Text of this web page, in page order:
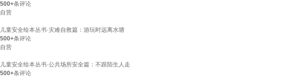
500+条评论
自营
儿童安全绘本丛书·灾难自救篇：游玩时远离水塘
500+条评论
自营
儿童安全绘本丛书·公共场所安全篇：不跟陌生人走
500+条评论